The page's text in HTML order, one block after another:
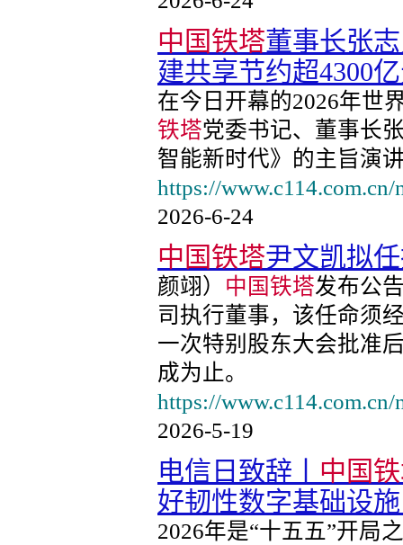
中国铁塔董事长张
建共享节约超4300
在今日开幕的2026年世
铁塔党委书记、董事长
智能新时代》的主旨演
https://
2026-6-24
中国铁塔尹文凯拟
颜翊） 中国铁塔发布公
司执行董事，该任命须
一次特别股东大会批准
成为止。
https://
2026-5-19
电信日致辞丨 中国
好韧性数字基础设
2026年是“十五五”开局